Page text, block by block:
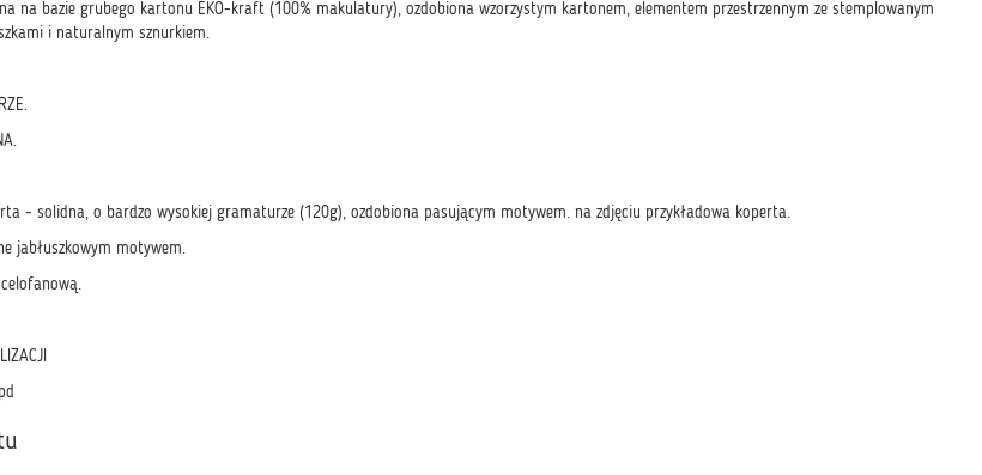
na bazie grubego kartonu EKO-kraft (100% makulatury), ozdobiona wzorzystym kartonem, elementem przestrzennym ze stemplowanym
i naturalnym sznurkiem.
- solidna, o bardzo wysokiej gramaturze (120g), ozdobiona pasującym motywem. na zdjęciu przykładowa koperta.
jabłuszkowym motywem.